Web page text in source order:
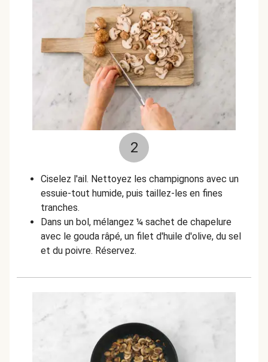
2
Ciselez l'ail. Nettoyez les champignons avec un
essuie-tout humide, puis taillez-les en fines
tranches.
Dans un bol, mélangez ¼ sachet de chapelure
avec le gouda râpé, un filet d'huile d'olive, du sel
et du poivre. Réservez.